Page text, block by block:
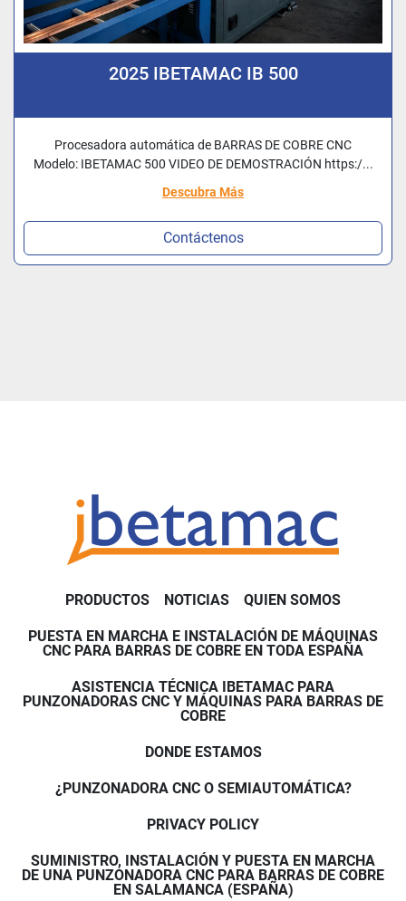
2025 IBETAMAC IB 500
Procesadora automática de BARRAS DE COBRE CNC
Modelo: IBETAMAC 500 VIDEO DE DEMOSTRACIÓN https:/...
Descubra Más
Contáctenos
PRODUCTOS NOTICIAS QUIEN SOMOS
PUESTA EN MARCHA E INSTALACIÓN DE MÁQUINAS
CNC PARA BARRAS DE COBRE EN TODA ESPAÑA
ASISTENCIA TÉCNICA IBETAMAC PARA
PUNZONADORAS CNC Y MÁQUINAS PARA BARRAS DE
COBRE
DONDE ESTAMOS
¿PUNZONADORA CNC O SEMIAUTOMÁTICA?
PRIVACY POLICY
SUMINISTRO, INSTALACIÓN Y PUESTA EN MARCHA
DE UNA PUNZONADORA CNC PARA BARRAS DE COBRE
EN SALAMANCA (ESPAÑA)